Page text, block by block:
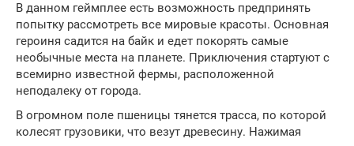
В данном геймплее есть возможность предпринять
попытку рассмотреть все мировые красоты. Основная
героиня садится на байк и едет покорять самые
необычные места на планете. Приключения стартуют с
всемирно известной фермы, расположенной
неподалеку от города.
В огромном поле пшеницы тянется трасса, по которой
колесят грузовики, что везут древесину. Нажимая